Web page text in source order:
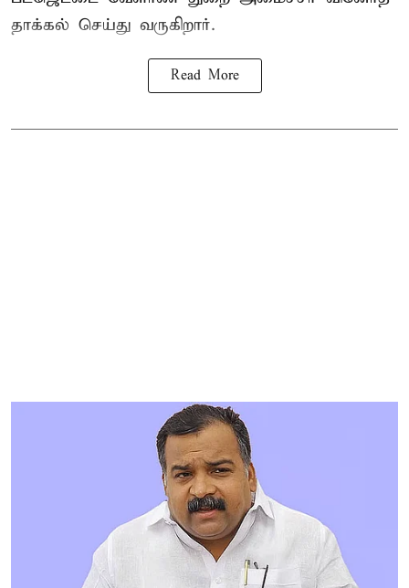
தாக்கல் செய்து வருகிறார்.
Read More